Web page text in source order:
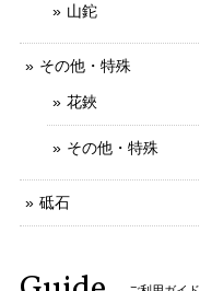
山鉈
その他・特殊
花鋏
その他・特殊
砥石